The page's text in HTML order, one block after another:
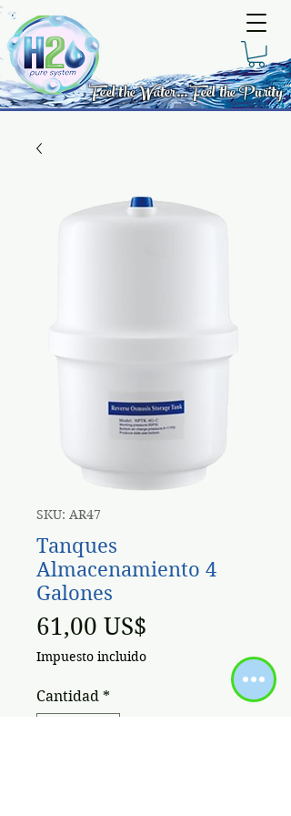
Feel the Water... Feel the Purity
SKU: AR47
Tanques
Almacenamiento 4
Galones
61,00 US$
Impuesto incluido
Cantidad *